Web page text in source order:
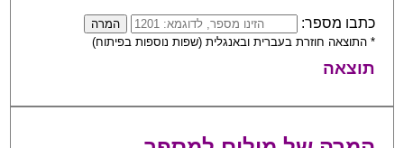
כתבו מספר:
* התוצאה חוזרת בעברית ובאנגלית (שפות נוספות בפיתוח)
תוצאה